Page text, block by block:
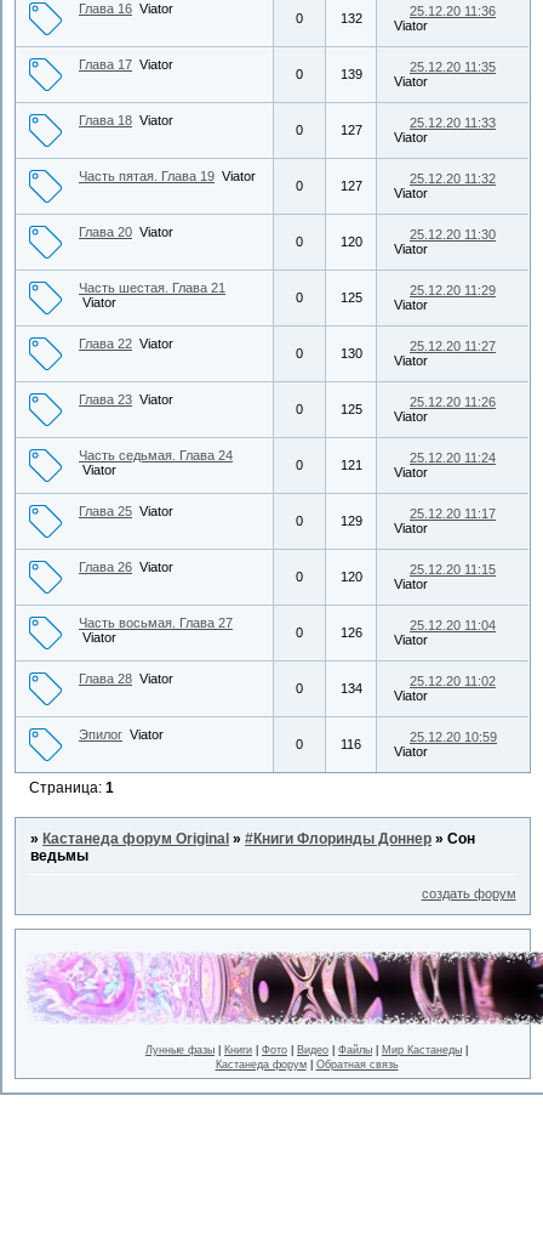
Глава 16 Viator
0 132
25.12.20 11:36
Viator
Глава 17 Viator
0 139
25.12.20 11:35
Viator
Глава 18 Viator
0 127
25.12.20 11:33
Viator
Часть пятая. Глава 19 Viator
0 127
25.12.20 11:32
Viator
Глава 20 Viator
0 120
25.12.20 11:30
Viator
Часть шестая. Глава 21
Viator
0 125
25.12.20 11:29
Viator
Глава 22 Viator
0 130
25.12.20 11:27
Viator
Глава 23 Viator
0 125
25.12.20 11:26
Viator
Часть седьмая. Глава 24
Viator
0 121
25.12.20 11:24
Viator
Глава 25 Viator
0 129
25.12.20 11:17
Viator
Глава 26 Viator
0 120
25.12.20 11:15
Viator
Часть восьмая. Глава 27
Viator
0 126
25.12.20 11:04
Viator
Глава 28 Viator
0 134
25.12.20 11:02
Viator
Эпилог Viator
0 116
25.12.20 10:59
Viator
Страница:1
»Кастанеда форум Original »#Книги Флоринды Доннер »Сон
ведьмы
создать форум
Лунные фазы Книги Фото Видео Файлы Мир Кастанеды
Кастанеда форум| Обратная связь